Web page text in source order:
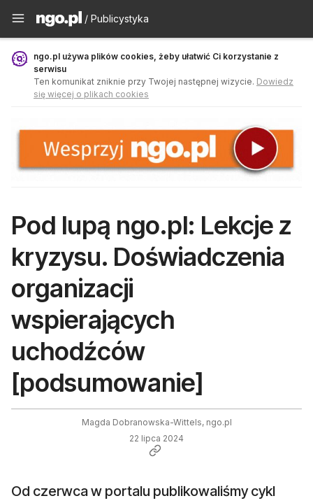
Publicystyka - ngo.pl
/ Publicystyka
ngo.pl używa plików cookies, żeby ułatwić Ci korzystanie z
serwisu
Ten komunikat zniknie przy Twojej następnej wizycie. Dowiedz
się więcej o plikach cookies
Pod lupą ngo.pl: Lekcje z
kryzysu. Doświadczenia
organizacji
wspierających
uchodźców
[podsumowanie]
Magda Dobranowska-Wittels, ngo.pl
22 lipca 2024
Od czerwca w portalu publikowaliśmy cykl